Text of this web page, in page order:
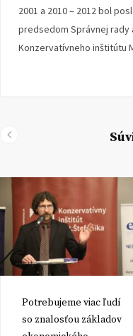
2001 a 2010 – 2012 bol
predsedom Správnej
Konzervatívneho inštitútu
Potrebujeme viac ľudí
so znalosťou základov